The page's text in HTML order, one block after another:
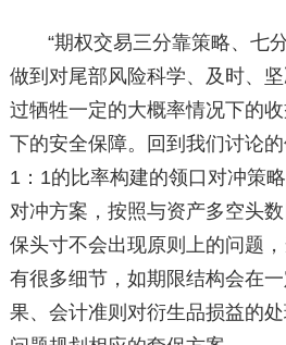
“期权交易三分靠策略、七
做到对尾部风险科学、及时、
过牺牲一定的大概率情况下的
下的安全保障。回到我们讨论
1：1的比率构建的领口对冲策
对冲方案，按照与资产多空头
保头寸不会出现原则上的问题
有很多细节，如期限结构会在
果、会计准则对衍生品损益的